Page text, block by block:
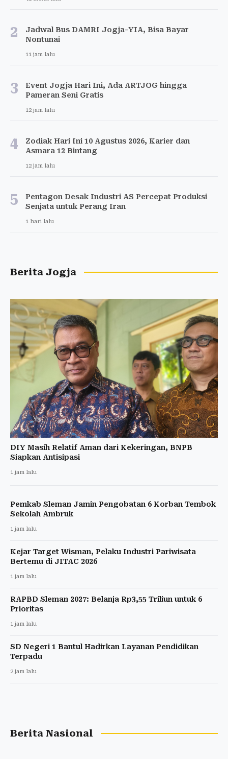
2
Jadwal Bus DAMRI Jogja-YIA, Bisa Bayar
Nontunai
11 jam lalu
3
Event Jogja Hari Ini, Ada ARTJOG hingga
Pameran Seni Gratis
12 jam lalu
4
Zodiak Hari Ini 10 Agustus 2026, Karier dan
Asmara 12 Bintang
12 jam lalu
5
Pentagon Desak Industri AS Percepat Produksi
Senjata untuk Perang Iran
1 hari lalu
Berita Jogja
DIY Masih Relatif Aman dari Kekeringan, BNPB
Siapkan Antisipasi
1 jam lalu
Pemkab Sleman Jamin Pengobatan 6 Korban Tembok
Sekolah Ambruk
1 jam lalu
Kejar Target Wisman, Pelaku Industri Pariwisata
Bertemu di JITAC 2026
1 jam lalu
RAPBD Sleman 2027: Belanja Rp3,55 Triliun untuk 6
Prioritas
1 jam lalu
SD Negeri 1 Bantul Hadirkan Layanan Pendidikan
Terpadu
2 jam lalu
Berita Nasional